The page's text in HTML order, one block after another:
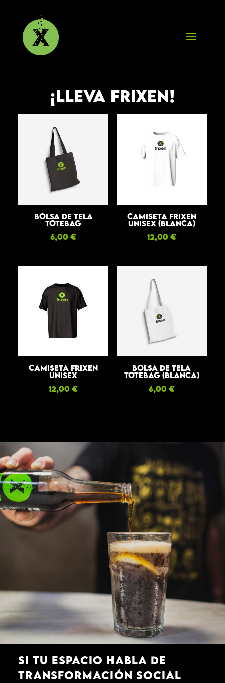
¡Lleva frixen!
Bolsa de tela
totebag
6,00€
Camiseta Frixen
Unisex (blanca)
12,00 €
Camiseta Frixen
Unisex
12,00€
Bolsa de tela
totebag (blanca)
6,00 €
Si tu espacio habla de
transformación social